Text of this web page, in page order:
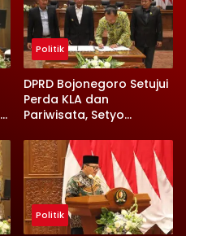
Politik
DPRD Bojonegoro Setujui
Perda KLA dan
Pariwisata, Setyo
Instruksi
Politik